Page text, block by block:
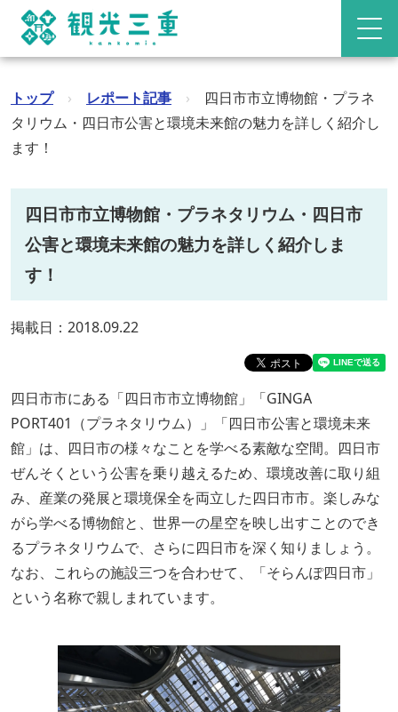
トップ › レポート記事 ›
四日市市立博物館・プラネ
タリウム・四日市公害と環境未来館の魅力を詳しく紹介し
ます！
四日市市立博物館・プラネタリウム・四日市
公害と環境未来館の魅力を詳しく紹介しま
す！
掲載日：2018.09.22
四日市市にある「四日市市立博物館」「GINGA
PORT401（プラネタリウム）」「四日市公害と環境未来
館」は、四日市の様々なことを学べる素敵な空間。四日市
ぜんそくという公害を乗り越えるため、環境改善に取り組
み、産業の発展と環境保全を両立した四日市市。楽しみな
がら学べる博物館と、世界一の星空を映し出すことのでき
るプラネタリウムで、さらに四日市を深く知りましょう。
なお、これらの施設三つを合わせて、「そらんぽ四日市」
という名称で親しまれています。